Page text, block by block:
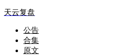
天云复盘
公告
合集
原文